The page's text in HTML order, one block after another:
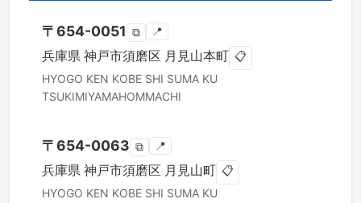
〒654-0051 ⧉ 📍
兵庫県 神戸市須磨区 月見山本町 📋
HYOGO KEN KOBE SHI SUMA KU
TSUKIMIYAMAHOMMACHI
〒654-0063 ⧉ 📍
兵庫県 神戸市須磨区 月見山町 📋
HYOGO KEN KOBE SHI SUMA KU